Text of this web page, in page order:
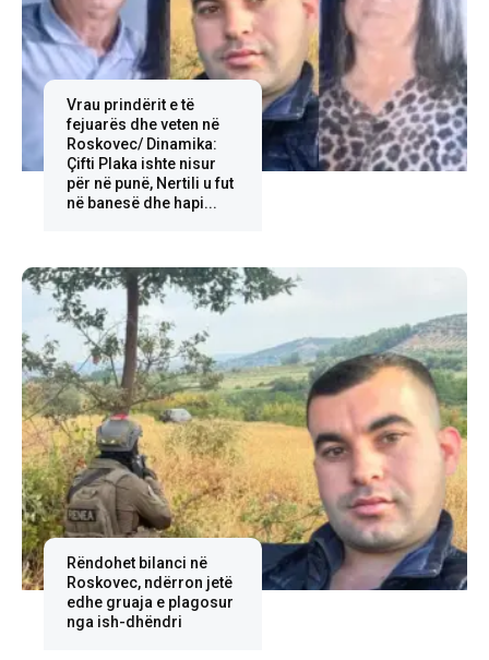
Vrau prindërit e të
fejuarës dhe veten në
Roskovec/ Dinamika:
Çifti Plaka ishte nisur
për në punë, Nertili u fut
në banesë dhe hapi...
Rëndohet bilanci në
Roskovec, ndërron jetë
edhe gruaja e plagosur
nga ish-dhëndri